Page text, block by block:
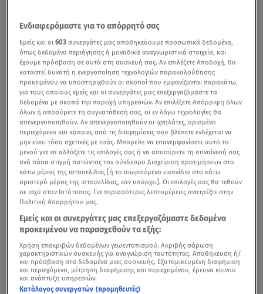
Ενδιαφερόμαστε για το απόρρητό σας
Εμείς και οι603 συνεργάτες μας αποθηκεύουμε προσωπικά δεδομένα,
όπως δεδομένα περιήγησης ή μοναδικά αναγνωριστικά στοιχεία, και
έχουμε πρόσβαση σε αυτά στη συσκευή σας. Αν επιλέξετε Αποδοχή, θα
καταστεί δυνατή η ενεργοποίηση τεχνολογιών παρακολούθησης
προκειμένου να υποστηριχθούν οι σκοποί που εμφανίζονται παρακάτω,
για τους οποίους εμείς και οι συνεργάτες μας επεξεργαζόμαστε τα
δεδομένα με σκοπό την παροχή υπηρεσιών. Αν επιλέξετε Απόρριψη όλων
όλων ή αποσύρετε τη συγκατάθεσή σας, οι εν λόγω τεχνολογίες θα
απενεργοποιηθούν. Αν απενεργοποιηθούν οι ιχνηλάτες, ορισμένο
περιεχόμενο και κάποιες από τις διαφημίσεις που βλέπετε ενδέχεται να
μην είναι τόσο σχετικές με εσάς. Μπορείτε να επανεμφανίσετε αυτό το
μενού για να αλλάξετε τις επιλογές σας ή να αποσύρετε τη συναίνεσή σας
ανά πάσα στιγμή πατώντας τον σύνδεσμο Διαχείριση προτιμήσεων στο
κάτω μέρος της ιστοσελίδας [ή το αιωρούμενο εικονίδιο στο κάτω
αριστερό μέρος της ιστοσελίδας, εάν υπάρχει]. Οι επιλογές σας θα τεθούν
σε ισχύ στον Ιστότοπος. Για περισσότερες λεπτομέρειες ανατρέξτε στην
Πολιτική Απορρήτου μας.
Εμείς και οι συνεργάτες μας επεξεργαζόμαστε δεδομένα
προκειμένου να παρασχεθούν τα εξής:
Χρήση επακριβών δεδομένων γεωεντοπισμού. Ακριβής σάρωση
χαρακτηριστικών συσκευής για αναγνώριση ταυτότητας. Αποθήκευση ή/
και πρόσβαση στα δεδομένα μιας συσκευής. Εξατομικευμένη διαφήμιση
και περιεχόμενο, μέτρηση διαφήμισης και περιεχομένου, έρευνα κοινού
και ανάπτυξη υπηρεσιών.
Κατάλογος συνεργατών (προμηθευτές)